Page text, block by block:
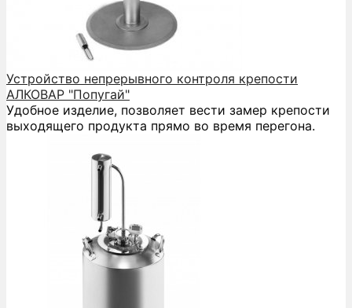
Устройство непрерывного контроля крепости
АЛКОВАР "Попугай"
Удобное изделие, позволяет вести замер крепости
выходящего продукта прямо во время перегона.